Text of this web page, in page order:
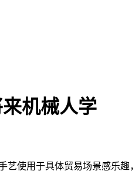
机械人学
使用于具体贸易场景感乐趣